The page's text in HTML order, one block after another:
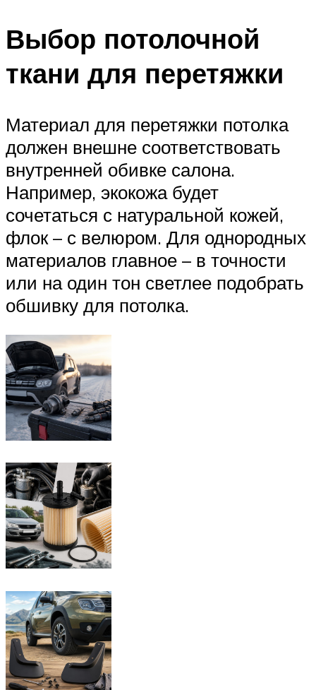
Выбор потолочной
ткани для перетяжки
Материал для перетяжки потолка
должен внешне соответствовать
внутренней обивке салона.
Например, экокожа будет
сочетаться с натуральной кожей,
флок – с велюром. Для однородных
материалов главное – в точности
или на один тон светлее подобрать
обшивку для потолка.